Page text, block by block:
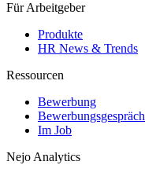
Für Arbeitgeber
Produkte
HR News & Trends
Ressourcen
Bewerbung
Bewerbungsgespräch
Im Job
Nejo Analytics